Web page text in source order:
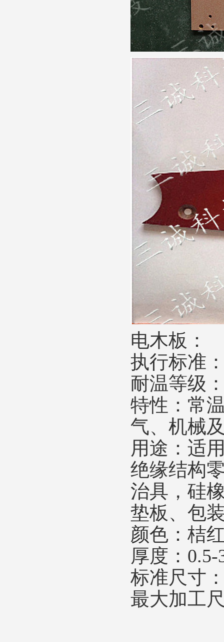
电木板：
执行标准
耐温等级
特性：常
气、机械
用途：适
绝缘结构
治具，硅
垫板、包
颜色：桔
厚度： 0.5-
标准尺寸
最大加工